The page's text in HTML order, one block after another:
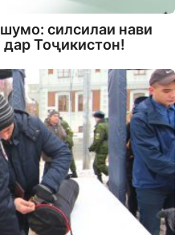
силсилаи нави
дар Тоҷикистон!